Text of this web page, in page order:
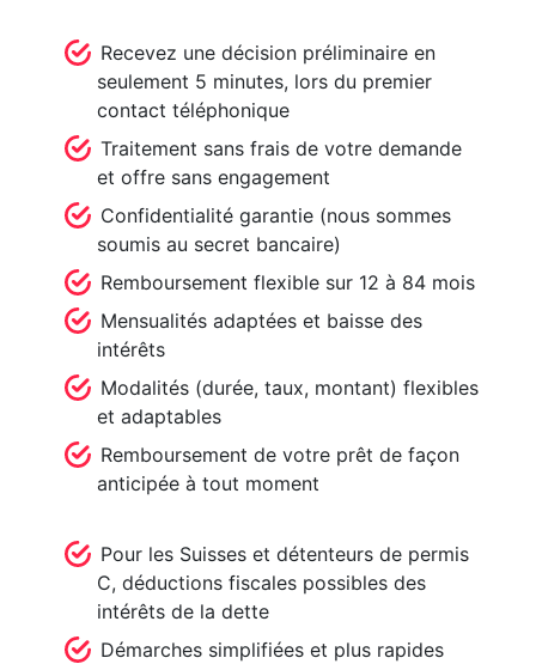
Recevez une décision préliminaire en
seulement 5 minutes, lors du premier
contact téléphonique
Traitement sans frais de votre demande
et offre sans engagement
Confidentialité garantie (nous sommes
soumis au secret bancaire)
Remboursement flexible sur 12 à 84 mois
Mensualités adaptées et baisse des
intérêts
Modalités (durée, taux, montant) flexibles
et adaptables
Remboursement de votre prêt de façon
anticipée à tout moment
Pour les Suisses et détenteurs de permis
C, déductions fiscales possibles des
intérêts de la dette
Démarches simplifiées et plus rapides